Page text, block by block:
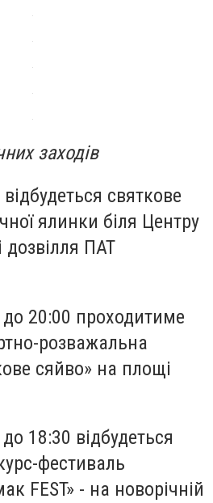
заходів
святкове
ялинки біля Центру
дозвілля ПАТ
20:00 проходитиме
розважальна
сяйво» на площі
18:30 відбудеться
фестиваль
FEST» - на новорічній